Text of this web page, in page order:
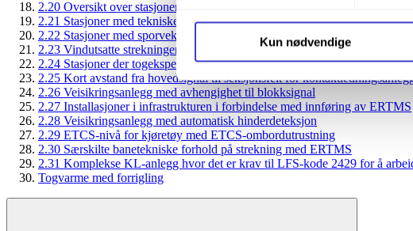
Du kan lese mer om hvordan vi
personopplysninger på vår side
Kun nødvendige
2.20 Oversikt over stasjoner med ATC kryssingsbarriere
2.21 Stasjoner med tekniske begrensninger for lokalomstiller
2.22 Stasjoner med sporveksler utrustet med bevegelig skinnekryss
2.23 Vindutsatte strekninger
2.24 Stasjoner der togekspeditør skal gi signal «Kjøretillatelse» til
2.25 Kort avstand fra hovedsignal til seksjonsfelt for
2.26 Veisikringsanlegg med avhengighet til blokksignal
2.27 Installasjoner i infrastrukturen i forbindelse med innføring av ERTMS
2.28 Veisikringsanlegg med automatisk hinderdeteksjon
2.29 ETCS-nivå for kjøretøy med ETCS-ombordutrustning
2.30 Særskilte banetekniske forhold på strekning med ERTMS
2.31 Komplekse KL-anlegg hvor det er krav til LFS-kode 2429 for å
Togvarme med forrigling